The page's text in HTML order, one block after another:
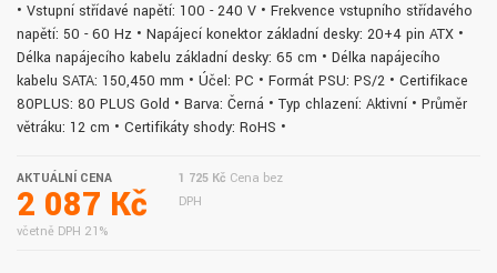
• Vstupní střídavé napětí: 100 - 240 V • Frekvence vstupního střídavého
napětí: 50 - 60 Hz • Napájecí konektor základní desky: 20+4 pin ATX •
Délka napájecího kabelu základní desky: 65 cm • Délka napájecího
kabelu SATA: 150,450 mm • Účel: PC • Formát PSU: PS/2 • Certifikace
80PLUS: 80 PLUS Gold • Barva: Černá • Typ chlazení: Aktivní • Průměr
větráku: 12 cm • Certifikáty shody: RoHS •
AKTUÁLNÍ CENA
2 087 Kč
včetně DPH 21%
1 725 Kč Cena bez
DPH